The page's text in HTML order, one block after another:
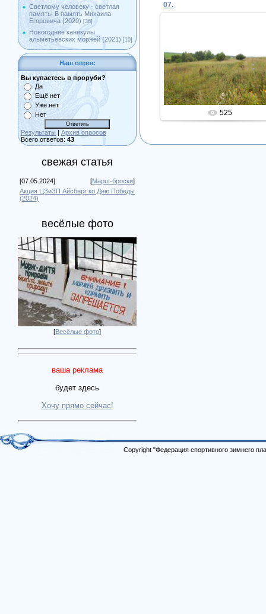
Светлому человеку - светлая
память! В память Михаила
Егоровича (2020) [36]
Новогодние каникулы
альметьевских моржей (2021) [10]
Наш опрос
Вы купаетесь в проруби?
Да
Ещё нет
Уже нет
Нет
Результаты | Архив опросов
Всего ответов: 43
свежая статья
[07.05.2024] [Марш-броски]
Акция ЦЗиЗП Айсберг ко Дню Победы
(2024)
весёлые фото
[Весёлые фото]
ваша реклама
будет здесь
Хочу прямо сейчас!
07.
27.08.2020
Admin
525
Copyright "Федерация спортивного зимнего